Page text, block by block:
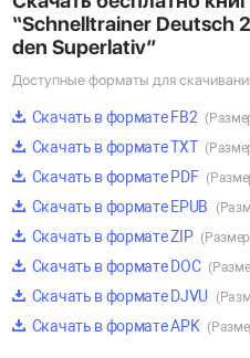
“Schnelltrainer Deutsch
den Superlativ”
Доступные форматы для
Скачать в формате FB2
Скачать в формате TXT
Скачать в формате PDF
Скачать в формате EPUB
Скачать в формате ZIP
Скачать в формате DOC
Скачать в формате DJVU
Скачать в формате APK